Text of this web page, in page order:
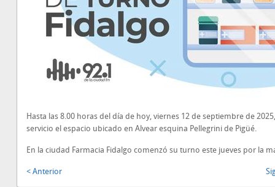
Hasta las 8.00 horas del día de hoy, viernes 12 de septiembre de
servicio el espacio ubicado en Alvear esquina Pellegrini de Pigüé.
En la ciudad Farmacia Fidalgo comenzó su turno este jueves por la
< Anterior